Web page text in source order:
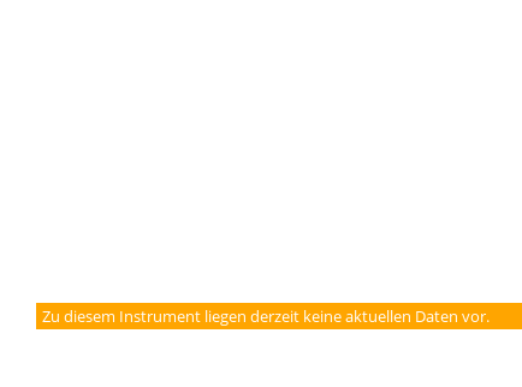
Zu diesem Instrument liegen derzeit keine aktuellen Daten vor.